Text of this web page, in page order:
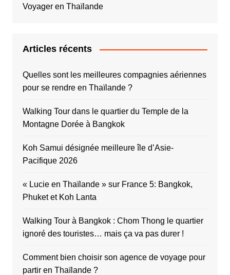
Voyager en Thaïlande
Articles récents
Quelles sont les meilleures compagnies aériennes
pour se rendre en Thaïlande ?
Walking Tour dans le quartier du Temple de la
Montagne Dorée à Bangkok
Koh Samui désignée meilleure île d’Asie-
Pacifique 2026
« Lucie en Thaïlande » sur France 5: Bangkok,
Phuket et Koh Lanta
Walking Tour à Bangkok : Chom Thong le quartier
ignoré des touristes… mais ça va pas durer !
Comment bien choisir son agence de voyage pour
partir en Thaïlande ?